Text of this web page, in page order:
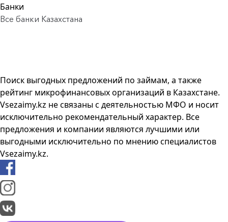
Банки
Все банки Казахстана
Поиск выгодных предложений по займам, а также
рейтинг микрофинансовых организаций в Казахстане.
Vsezaimy.kz не связаны с деятельностью МФО и носит
исключительно рекомендательный характер. Все
предложения и компании являются лучшими или
выгодными исключительно по мнению специалистов
Vsezaimy.kz.